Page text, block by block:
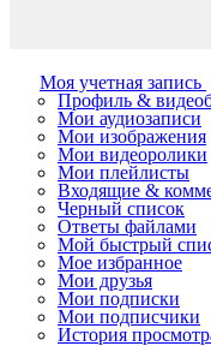
Моя учетная запись
Профиль &
Мои аудиозаписи
Мои изображения
Мои видеоролики
Мои плейлисты
Входящие &
Черный список
Ответы файлами
Мой быстрый
Мое избранное
Мои друзья
Мои подписки
Мои подписчики
История